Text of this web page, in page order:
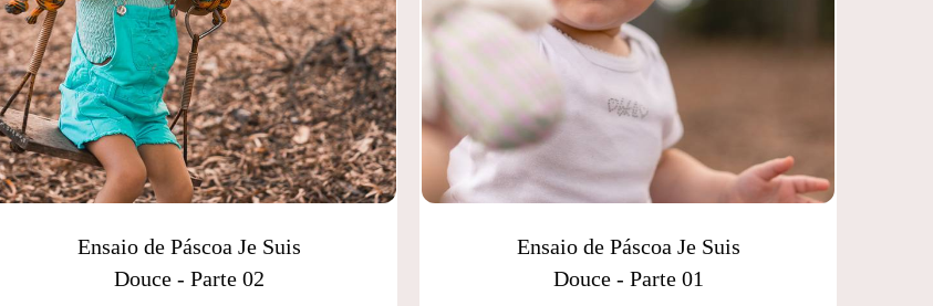
Ensaio de Páscoa Je Suis
Douce - Parte 02
Ensaio de Páscoa Je Suis
Douce - Parte 01